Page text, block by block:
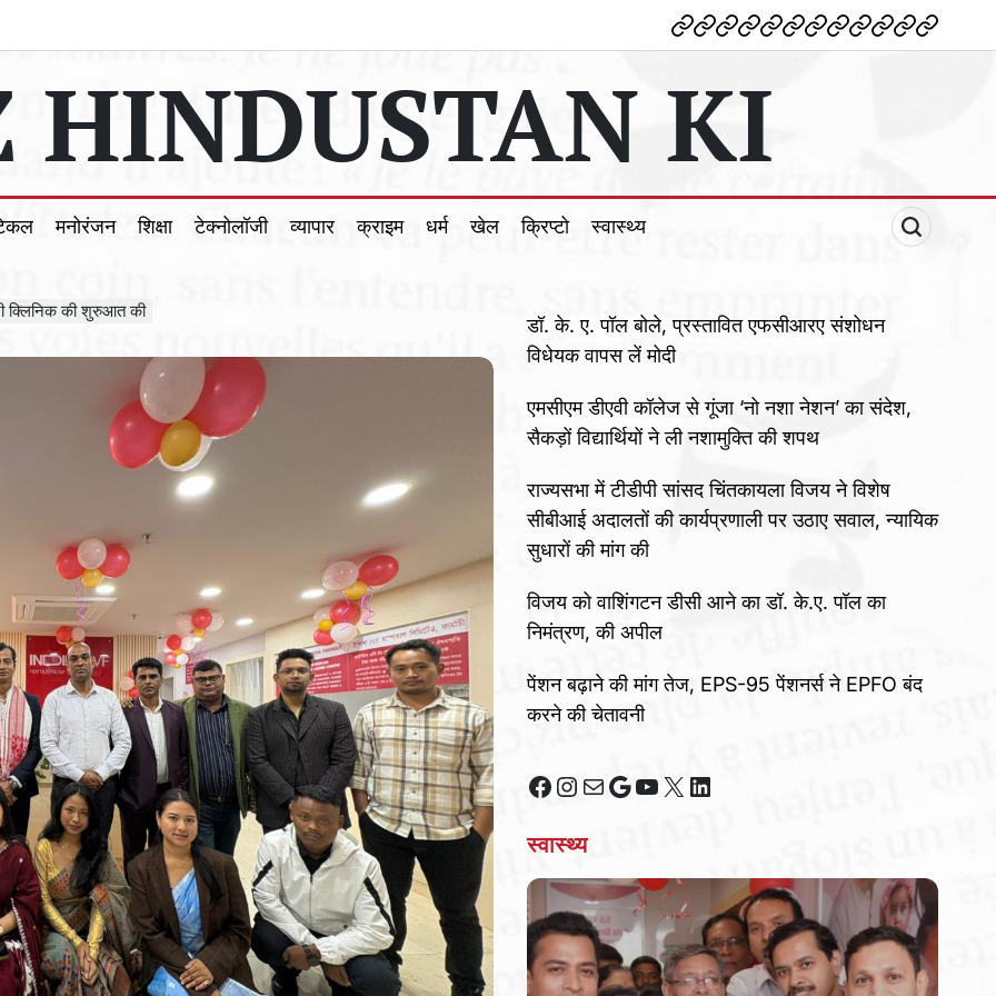
देश विदेशपोलटिकल
मनोरंजन
शिक्षाटेक्नोलॉजी
व्यापारक्राइम
धर्म खेलक्रिप्टोस्वास्थ्य
HINDUSTAN KI
मनोरंजन शिक्षा टेक्नोलॉजी व्यापार क्राइम धर्म खेल क्रिप्टो स्वास्थ्य
क्लिनिक की शुरुआत की
डॉ. के. ए. पॉल बोले, प्रस्तावित एफसीआरए संशोधन
विधेयक वापस लें मोदी
एमसीएम डीएवी कॉलेज से गूंजा ‘नो नशा नेशन’ का संदेश,
सैकड़ों विद्यार्थियों ने ली नशामुक्ति की शपथ
राज्यसभा में टीडीपी सांसद चिंतकायला विजय ने विशेष
सीबीआई अदालतों की कार्यप्रणाली पर उठाए सवाल, न्यायिक
सुधारों की मांग की
विजय को वाशिंगटन डीसी आने का डॉ. के.ए. पॉल का
निमंत्रण, की अपील
पेंशन बढ़ाने की मांग तेज, EPS-95 पेंशनर्स ने EPFO बंद
करने की चेतावनी
Facebook
Instagram
MailGoogle
YouTube
X LinkedIn
स्वास्थ्य